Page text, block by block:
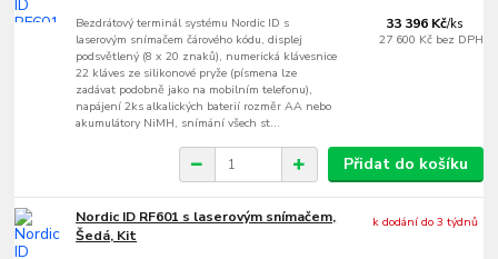
Bezdrátový terminál systému Nordic ID s
laserovým snímačem čárového kódu, displej
podsvětlený (8 x 20 znaků), numerická klávesnice
22 kláves ze silikonové pryže (písmena lze
zadávat podobně jako na mobilním telefonu),
napájení 2ks alkalických baterií rozměr AA nebo
akumulátory NiMH, snímání všech st...
33 396 Kč/ks
27 600 Kč bez DPH
Přidat do košíku
Nordic ID RF601 s laserovým snímačem,
Šedá, Kit
k dodání do 3 týdnů